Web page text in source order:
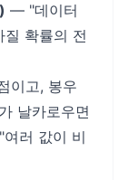
— "데이터
확률의 전
이고, 봉우
날카로우면
러 값이 비